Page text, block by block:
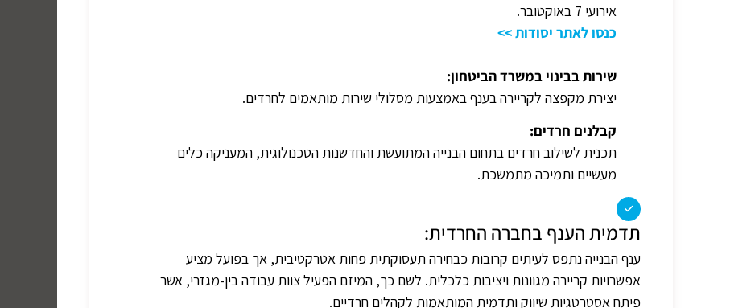
אירועי 7 באוקטובר.
כנסו לאתר יסודות >>
שירות בבינוי במשרד הביטחון:
יצירת מקפצה לקריירה בענף באמצעות מסלולי שירות מותאמים לחרדים.
קבלנים חרדים:
תכנית לשילוב חרדים בתחום הבנייה המתועשת והחדשנות הטכנולוגית, המעניקה כלים
מעשיים ותמיכה מתמשכת.
תדמית הענף בחברה החרדית:
ענף הבנייה נתפס לעיתים קרובות כבחירה תעסוקתית פחות אטרקטיבית, אך בפועל מציע
אפשרויות קריירה מגוונות ויציבות כלכלית. לשם כך, המיזם הפעיל צוות עבודה בין-מגזרי, אשר
פיתח אסטרטגיות שיווק ותדמית המותאמות לקהלים חרדיים.